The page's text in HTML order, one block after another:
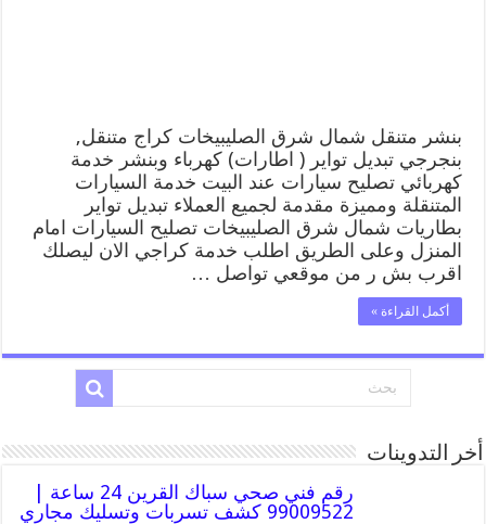
سيارات
مغلقة
بنشر متنقل شمال شرق الصليبيخات كراج متنقل,
بنجرجي تبديل تواير ( اطارات) كهرباء وبنشر خدمة
كهربائي تصليح سيارات عند البيت خدمة السيارات
المتنقلة ومميزة مقدمة لجميع العملاء تبديل تواير
بطاريات شمال شرق الصليبيخات تصليح السيارات امام
المنزل وعلى الطريق اطلب خدمة كراجي الان ليصلك
اقرب بش ر من موقعي تواصل …
أكمل القراءة »
أخر التدوينات
رقم فني صحي سباك القرين 24 ساعة |
99009522 كشف تسربات وتسليك مجاري